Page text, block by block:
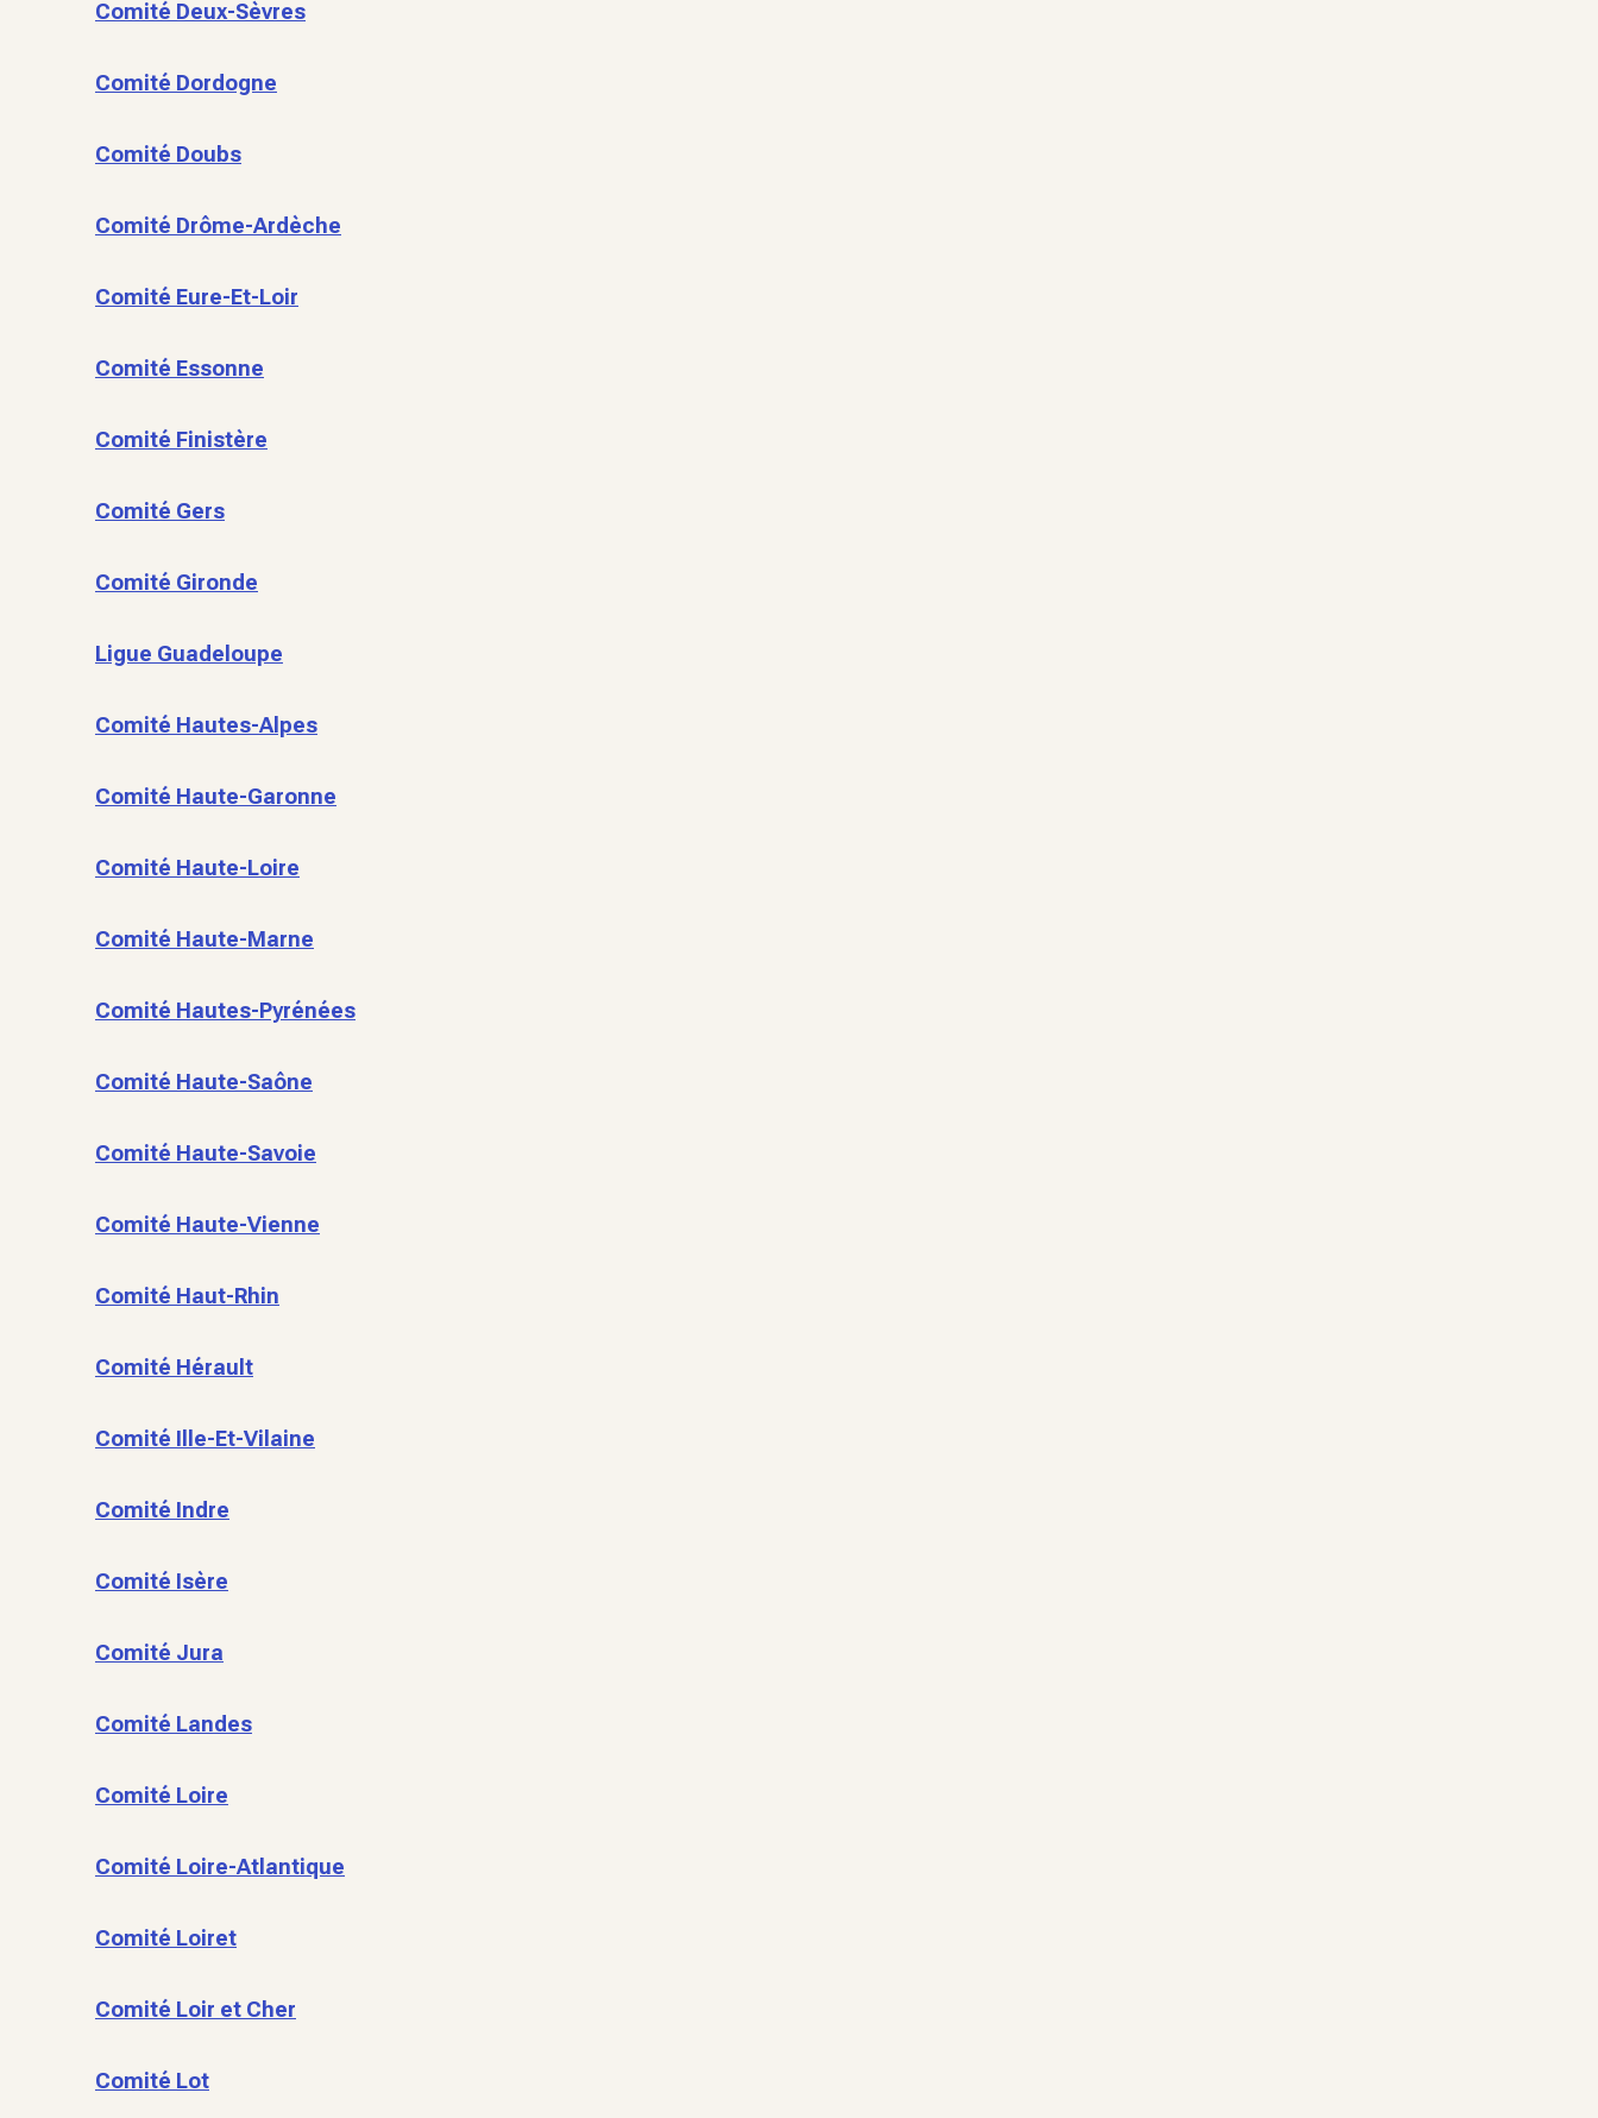
Comité Deux-Sèvres
Comité Dordogne
Comité Doubs
Comité Drôme-Ardèche
Comité Eure-Et-Loir
Comité Essonne
Comité Finistère
Comité Gers
Comité Gironde
Ligue Guadeloupe
Comité Hautes-Alpes
Comité Haute-Garonne
Comité Haute-Loire
Comité Haute-Marne
Comité Hautes-Pyrénées
Comité Haute-Saône
Comité Haute-Savoie
Comité Haute-Vienne
Comité Haut-Rhin
Comité Hérault
Comité Ille-Et-Vilaine
Comité Indre
Comité Isère
Comité Jura
Comité Landes
Comité Loire
Comité Loire-Atlantique
Comité Loiret
Comité Loir et Cher
Comité Lot